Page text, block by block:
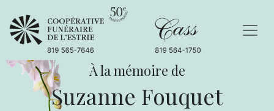
À la mémoire de
Suzanne Fouquet